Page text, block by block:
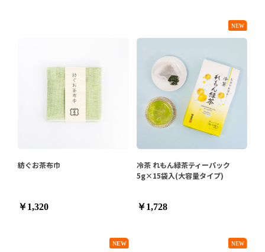
紡ぐお茶布巾
￥1,320
冷茶 れもん緑茶ティーパック
5g×15袋入(大容量タイプ)
￥1,728